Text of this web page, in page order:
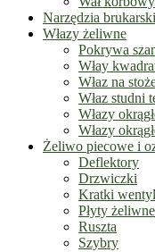
Narzędzia
Włazy żeliwne
Pokrywa
Włay
Właz na
Właz studni
Włazy
Włazy
Żeliwo piecowe i
Deflektory
Drzwiczki
Kratki
Płyty żeliwne
Ruszta
Szybry